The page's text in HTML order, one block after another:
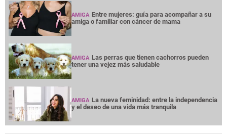
AMIGA Entre mujeres: guía para acompañar a su
amiga o familiar con cáncer de mama
AMIGA Las perras que tienen cachorros pueden
tener una vejez más saludable
AMIGA La nueva feminidad: entre la independencia
y el deseo de una vida más tranquila